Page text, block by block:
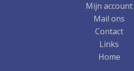
Mijn account
Mail ons
Contact
Links
Home